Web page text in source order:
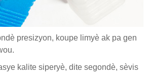
presizyon, koupe limyè ak pa gen
kalite siperyè, dite segondè, sèvis